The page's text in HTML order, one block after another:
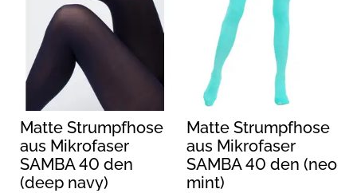
Matte Strumpfhose
aus Mikrofaser
SAMBA 40 den
(deep navy)
Matte Strumpfhose
aus Mikrofaser
SAMBA 40 den (neo
mint)